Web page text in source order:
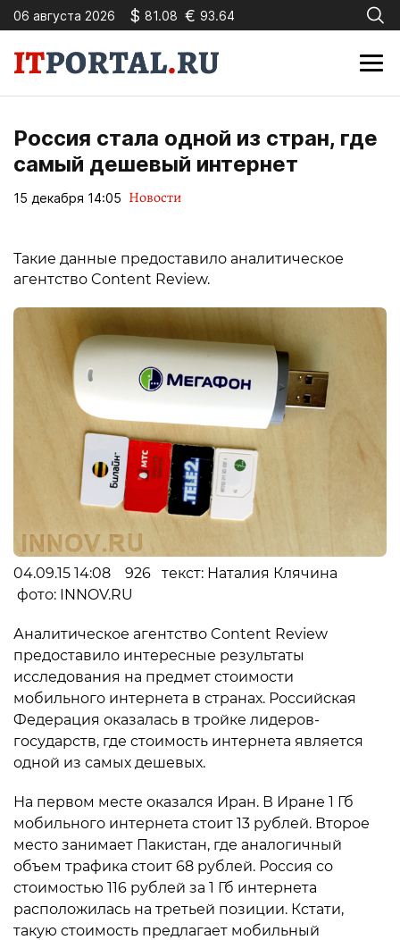
06 августа 2026 $ 81.08 € 93.64
Россия стала одной из стран, где
самый дешевый интернет
15 декабря 14:05 Новости
Такие данные предоставило аналитическое
агентство Content Review.
04.09.15 14:08 926 текст: Наталия Клячина
фото: INNOV.RU
Аналитическое агентство Content Review
предоставило интересные результаты
исследования на предмет стоимости
мобильного интернета в странах. Российская
Федерация оказалась в тройке лидеров-
государств, где стоимость интернета является
одной из самых дешевых.
На первом месте оказался Иран. В Иране 1 Гб
мобильного интернета стоит 13 рублей. Второе
место занимает Пакистан, где аналогичный
объем трафика стоит 68 рублей. Россия со
стоимостью 116 рублей за 1 Гб интернета
расположилась на третьей позиции. Кстати,
такую стоимость предлагает мобильный